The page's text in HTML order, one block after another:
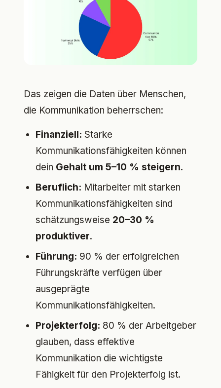
Das zeigen die Daten über Menschen,
die Kommunikation beherrschen:
Finanziell: Starke
Kommunikationsfähigkeiten können
dein Gehalt um 5–10 % steigern.
Beruflich: Mitarbeiter mit starken
Kommunikationsfähigkeiten sind
schätzungsweise 20–30 %
produktiver.
Führung: 90 % der erfolgreichen
Führungskräfte verfügen über
ausgeprägte
Kommunikationsfähigkeiten.
Projekterfolg: 80 % der Arbeitgeber
glauben, dass effektive
Kommunikation die wichtigste
Fähigkeit für den Projekterfolg ist.